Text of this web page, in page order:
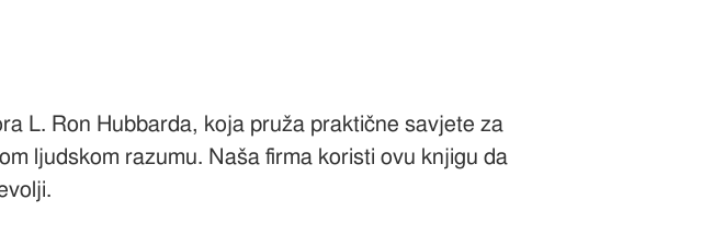
L. Ron Hubbarda, koja pruža praktične savjete za
ljudskom razumu. Naša firma koristi ovu knjigu da